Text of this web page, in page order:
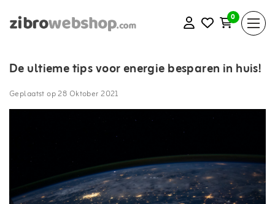
0
De ultieme tips voor energie besparen in huis!
Geplaatst op28 Oktober 2021